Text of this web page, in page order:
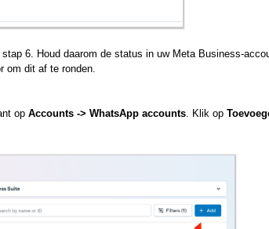
6. Houd daarom de status in uw Meta Business-
om dit af te ronden.
op Accounts -> WhatsApp accounts . Klik op